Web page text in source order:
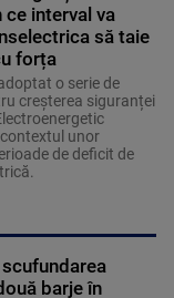
ce interval va
să taie
forța
o serie de
creșterea siguranței
unor
de deficit de
barje în